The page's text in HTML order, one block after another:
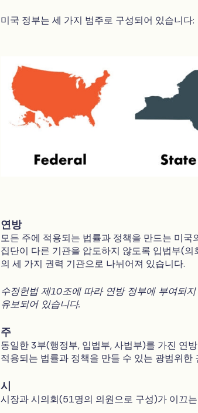
미국 정부는 세 가지 범주로 구성되어 있습니다:
연방
모든 주에 적용되는 법률과 정책을 만드는 미
집단이 다른 기관을 압도하지 않도록 입법부(
의 세 가지 권력 기관으로 나뉘어져 있습니다.
수정헌법 제10조에 따라 연방 정부에 부여되
유보되어 있습니다.
주
동일한 3부(행정부, 입법부, 사법부)를 가진 연
적용되는 법률과 정책을 만들 수 있는 광범위한
시
시장과 시의회(51명의 의원으로 구성)가 이끄